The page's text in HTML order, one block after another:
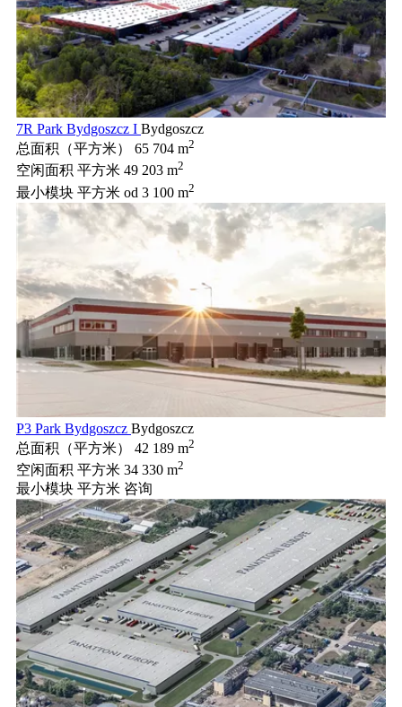
7R Park Bydgoszcz I Bydgoszcz
总面积（平方米）
65 704 m2
空闲面积 平方米 49 203 m2
最小模块 平方米 od 3 100 m2
P3 Park Bydgoszcz Bydgoszcz
总面积（平方米）
42 189 m2
空闲面积 平方米 34 330 m2
最小模块 平方米 咨询